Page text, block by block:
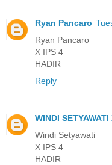
Ryan Pancaro
Ryan Pancaro
X IPS 4
HADIR
Reply
WINDI SETYAWATI
Windi Setyawati
X IPS 4
HADIR